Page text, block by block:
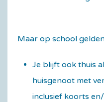
Maar op school
Je blijft ook thuis
huisgenoot met
inclusief koorts